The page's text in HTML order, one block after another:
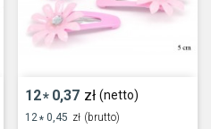
12* 0,37 zł (netto)
12 * 0,45 zł (brutto)